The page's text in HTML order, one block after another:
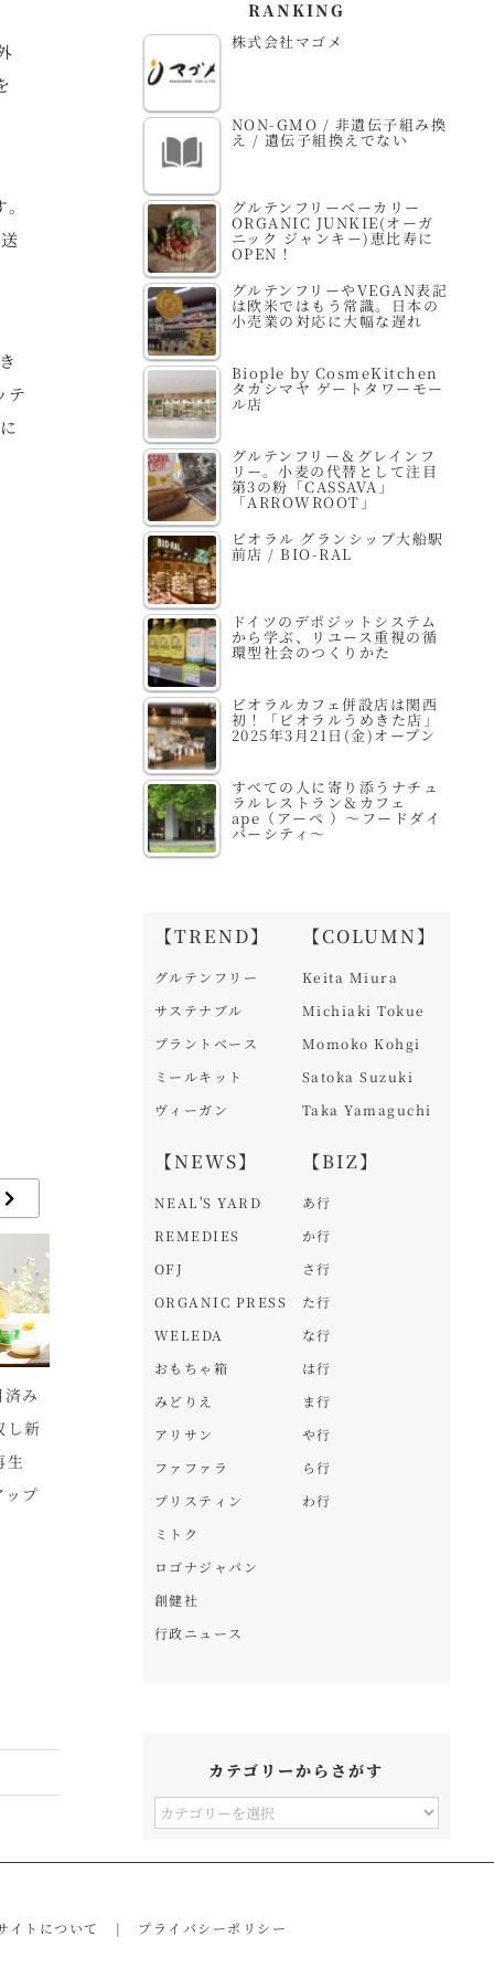
テ
み
し新
生
プ
デメタ―認証「エピク
ロス エキストラバージ
ンオリーブオイル」新
“GOOD NATURE”と
いう新ライフスタイル
を京都から。「GOOD
NATURE STATION」
RANKING
株式会社マゴメ
NON-GMO / 非遺伝子組み換
え / 遺伝子組換えでない
グルテンフリーベーカリー
ORGANIC JUNKIE(オーガ
ニック ジャンキー)恵比寿に
OPEN！
グルテンフリーやVEGAN表記
は欧米ではもう常識。日本の
小売業の対応に大幅な遅れ
Biople by CosmeKitchen
タカシマヤ ゲートタワーモー
ル店
グルテンフリー＆グレインフ
リー。小麦の代替として注目
第3の粉「CASSAVA」
「ARROWROOT」
ビオラル グランシップ大船駅
前店 / BIO-RAL
ドイツのデポジットシステム
から学ぶ、リユース重視の循
環型社会のつくりかた
ビオラルカフェ併設店は関西
初！「ビオラルうめきた店」
2025年3月21日(金)オープン
すべての人に寄り添うナチュ
ラルレストラン＆カフェ
ape（アーペ ）～フードダイ
バーシティ～
【TREND】
グルテンフリー
サステナブル
プラントベース
ミールキット
ヴィーガン
【NEWS】
NEAL'S YARD
REMEDIES
OFJ
ORGANIC PRESS
WELEDA
おもちゃ箱
みどりえ
アリサン
ファファラ
プリスティン
ミトク
ロゴナジャパン
創健社
行政ニュース
【COLUMN】
Keita Miura
Michiaki Tokue
Momoko Kohgi
Satoka Suzuki
Taka Yamaguchi
【BIZ】
あ行
か行
さ行
た行
な行
は行
ま行
や行
ら行
わ行
カテゴリーからさがす
カ
ー
イトについて プライバシーポリシー